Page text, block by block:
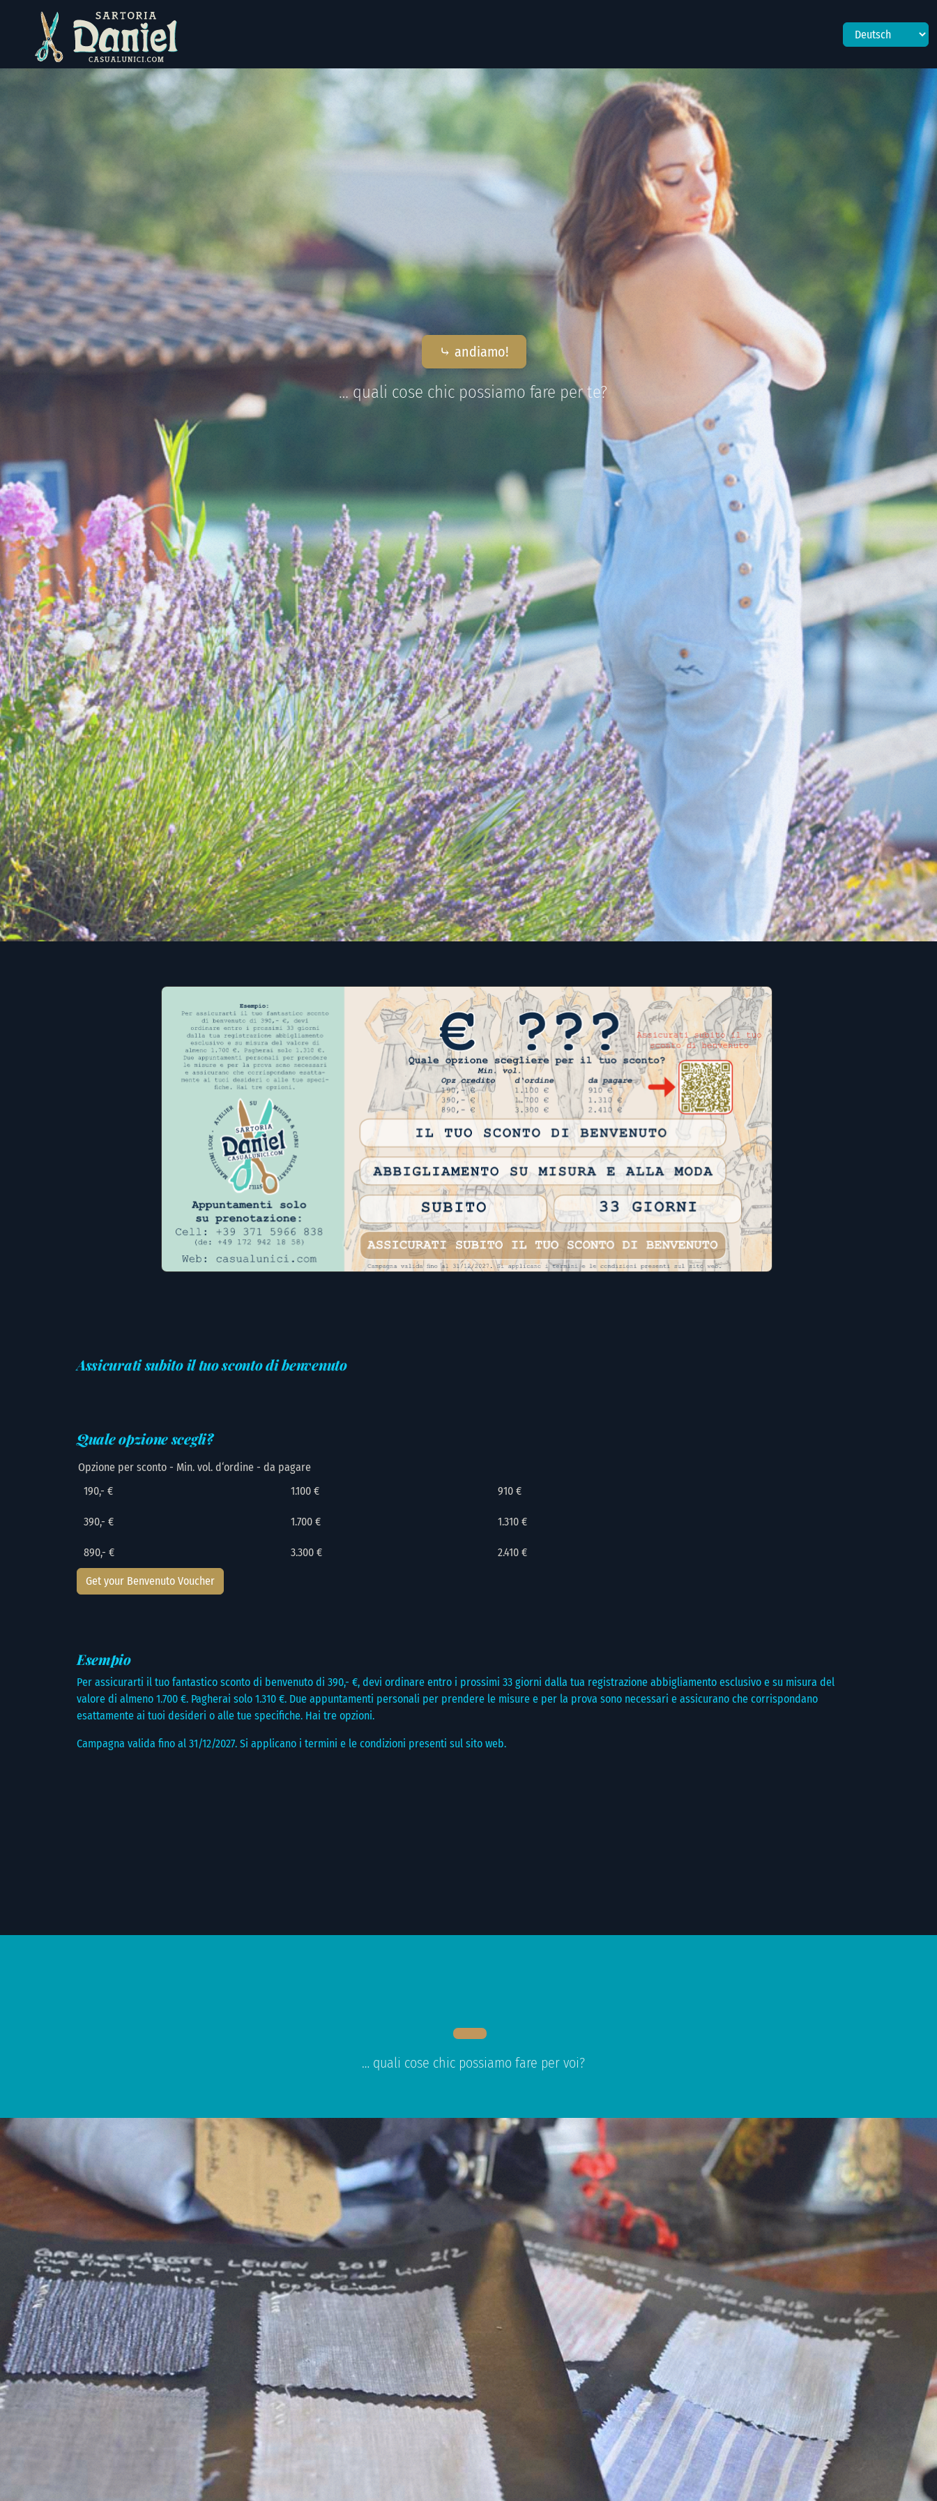
Sprache angegeben oder Sprache nicht gesetzt.
⤷ andiamo!
… quali cose chic possiamo fare per te?
Assicurati subito il tuo sconto di benvenuto
Quale opzione scegli?
Opzione per sconto - Min. vol. d‘ordine - da pagare
190,- €
1.100 € 910 €
390,- € 1.700 € 1.310 €
890,- € 3.300 € 2.410 €
Get your Benvenuto Voucher
Esempio
Per assicurarti il tuo fantastico sconto di benvenuto di 390,- €, devi ordinare entro i prossimi 33 giorni dalla tua registrazione abbigliamento esclusivo e su misura del
valore di almeno 1.700 €. Pagherai solo 1.310 €. Due appuntamenti personali per prendere le misure e per la prova sono necessari e assicurano che corrispondano
esattamente ai tuoi desideri o alle tue specifiche. Hai tre opzioni.
Campagna valida fino al 31/12/2027. Si applicano i termini e le condizioni presenti sul sito web.
… quali cose chic possiamo fare per voi?